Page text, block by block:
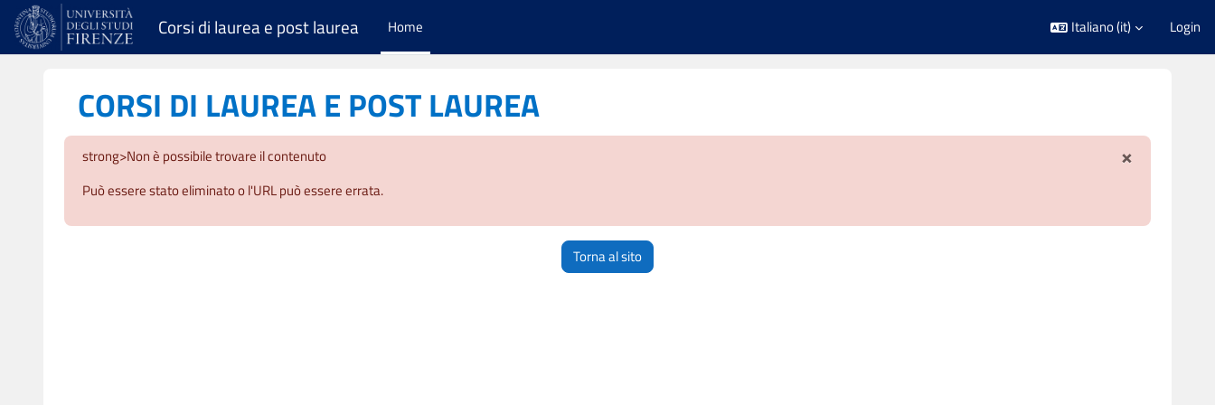
Vai al contenuto principale
Corsi di laurea e post laurea Home Italiano ‎(it)‎ Login
CORSI DI LAUREA E POST LAUREA
strong>Non è possibile trovare il contenuto
Può essere stato eliminato o l'URL può essere errata.
×
Torna al sito